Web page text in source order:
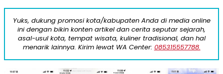
Yuks, dukung promosi kota/kabupaten Anda di media online
ini dengan bikin konten artikel dan cerita seputar sejarah,
asal-usul kota, tempat wisata, kuliner tradisional, dan hal
menarik lainnya. Kirim lewat WA Center: 085315557788.